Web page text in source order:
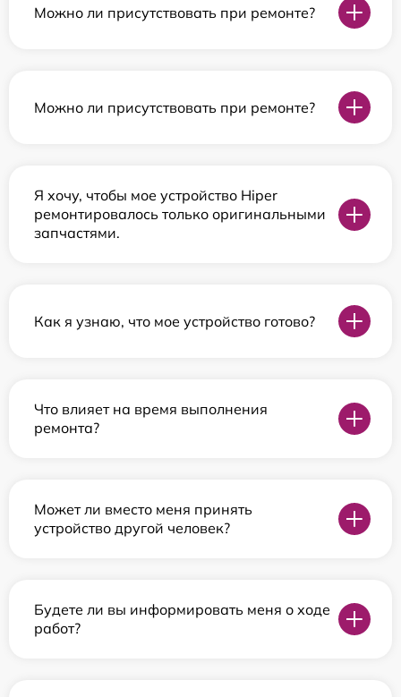
Можно ли присутствовать при ремонте?
Можно ли присутствовать при ремонте?
Я хочу, чтобы мое устройство Hiper
ремонтировалось только оригинальными
запчастями.
Как я узнаю, что мое устройство готово?
Что влияет на время выполнения
ремонта?
Может ли вместо меня принять
устройство другой человек?
Будете ли вы информировать меня о ходе
работ?